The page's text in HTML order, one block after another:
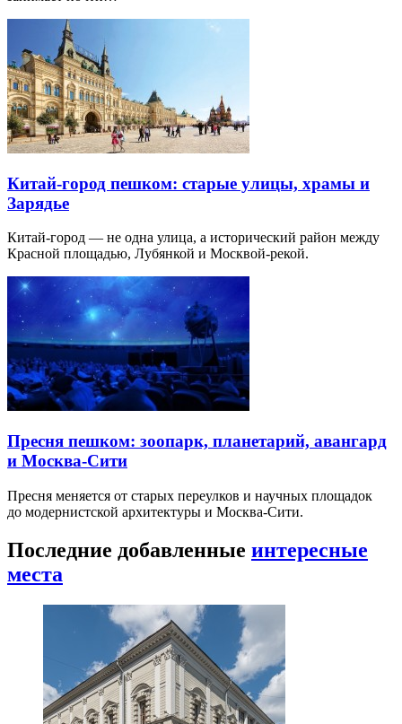
Китай-город пешком: старые улицы, храмы и
Зарядье
Китай-город — не одна улица, а исторический район между
Красной площадью, Лубянкой и Москвой-рекой.
Пресня пешком: зоопарк, планетарий, авангард
и Москва-Сити
Пресня меняется от старых переулков и научных площадок
до модернистской архитектуры и Москва-Сити.
Последние добавленные интересные
места